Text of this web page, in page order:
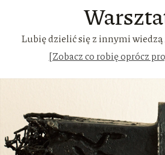
Lubię dzielić się z innymi
[Zobacz co robię oprócz